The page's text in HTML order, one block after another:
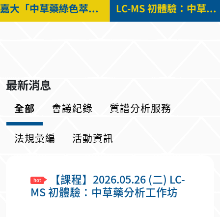
嘉大「中草藥綠色萃取技術」教師團隊第三度榮獲國家新創獎 LC-MS 初體驗：中草藥分析工作坊
最新消息
全部 會議紀錄 質譜分析服務
法規彙編 活動資訊
【課程】2026.05.26 (二) LC-
MS 初體驗：中草藥分析工作坊